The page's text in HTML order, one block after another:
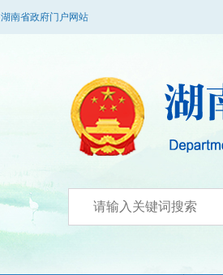
湖南省政府门户网站